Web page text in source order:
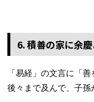
6. 積善の家に余慶
「易経」の文言に「
後々まで及んで、子孫